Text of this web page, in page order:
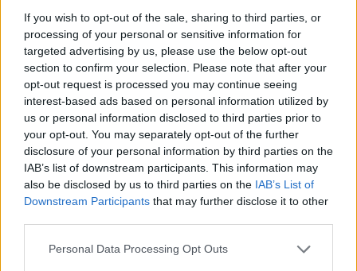
If you wish to opt-out of the sale, sharing to third parties, or
processing of your personal or sensitive information for
targeted advertising by us, please use the below opt-out
section to confirm your selection. Please note that after your
opt-out request is processed you may continue seeing
interest-based ads based on personal information utilized by
us or personal information disclosed to third parties prior to
your opt-out. You may separately opt-out of the further
disclosure of your personal information by third parties on the
IAB’s list of downstream participants. This information may
also be disclosed by us to third parties on the IAB’s List of
Downstream Participants that may further disclose it to other
Personal Data Processing Opt Outs
Daugiau nuotraukų (19)
„Forum Cinemas Vingis“ kino teatre vykusioje
premjeroje dalyvavo Ispanijos karalystės
ambasadorius José Maria Roblesas Fraga,
kuris ir pristatė filmą. Čia apsilankė ir
režisierius Romas Zabarauskas,
aktorė Rimantė Valiukaitė ir kiti garsūs